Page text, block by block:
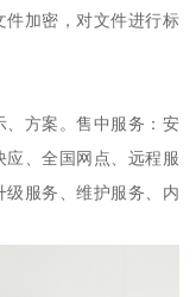
件加密，对文件进行标
、方案。售中服务：安
、全国网点、远程服
服务、维护服务、内